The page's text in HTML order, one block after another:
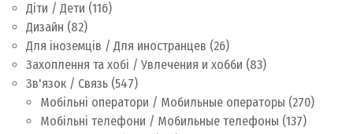
Діти / Дети (116)
Дизайн (82)
Для іноземців / Для иностранцев (26)
Захоплення та хобі / Увлечения и хобби (83)
Зв'язок / Связь (547)
Мобільні оператори / Мобильные операторы (270)
Мобільні телефони / Мобильные телефоны (137)